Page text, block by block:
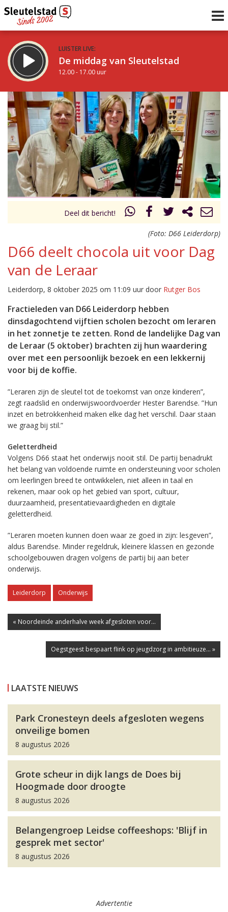
LUISTER LIVE:
De middag van Sleutelstad
12.00 - 17.00 uur
STRAKS:
Sleutelstad 30
17.00 - 19.00 uur
Vorig uur
uur 1 van 0 Volgend uur
Inklappen
Deel dit bericht!
(Foto: D66 Leiderdorp)
D66 deelt chocola uit voor Dag
van de Leraar
Leiderdorp, 8 oktober 2025 om 11:09 uur door Rutger Bos
Fractieleden van D66 Leiderdorp hebben
dinsdagochtend vijftien scholen bezocht om leraren
in het zonnetje te zetten. Rond de landelijke Dag van
de Leraar (5 oktober) brachten zij hun waardering
over met een persoonlijk bezoek en een lekkernij
voor bij de koffie.
”Leraren zijn de sleutel tot de toekomst van onze kinderen”,
zegt raadslid en onderwijswoordvoerder Hester Barendse. ”Hun
inzet en betrokkenheid maken elke dag het verschil. Daar staan
we graag bij stil.”
Geletterdheid
Volgens D66 staat het onderwijs nooit stil. De partij benadrukt
het belang van voldoende ruimte en ondersteuning voor scholen
om leerlingen breed te ontwikkelen, niet alleen in taal en
rekenen, maar ook op het gebied van sport, cultuur,
duurzaamheid, presentatievaardigheden en digitale
geletterdheid.
”Leraren moeten kunnen doen waar ze goed in zijn: lesgeven”,
aldus Barendse. Minder regeldruk, kleinere klassen en gezonde
schoolgebouwen dragen volgens de partij bij aan beter
onderwijs.
Leiderdorp Onderwijs
« Noordeinde anderhalve week afgesloten voor...
Oegstgeest bespaart flink op jeugdzorg in ambitieuze... »
LAATSTE NIEUWS
Park Cronesteyn deels afgesloten wegens
onveilige bomen
8 augustus 2026
Grote scheur in dijk langs de Does bij
Hoogmade door droogte
8 augustus 2026
Belangengroep Leidse coffeeshops: 'Blijf in
gesprek met sector'
8 augustus 2026
Advertentie